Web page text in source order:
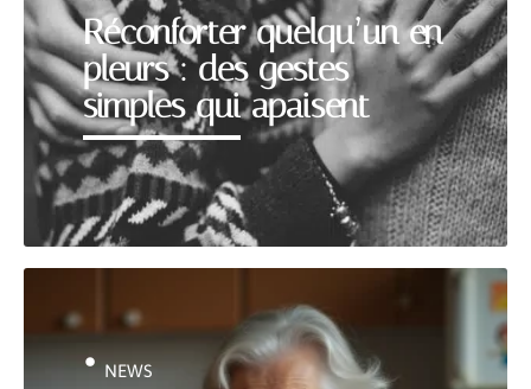
Réconforter quelqu’un en
pleurs : des gestes
simples qui apaisent
NEWS